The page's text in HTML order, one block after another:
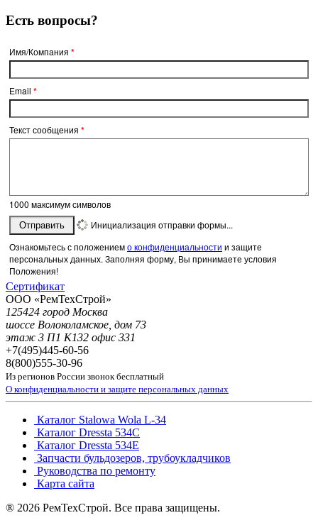
Есть вопросы?
Имя/Компания *
Email *
Текст сообщения *
1000 максимум символов
Отправить
Инициализация отправки формы...
Ознакомьтесь с положениемо конфиденциальности и защите
персональных данных. Заполняя форму, Вы принимаете условия
Положения!
Сертификат
ООО «РемТехСтрой»
125424 город Москва
шоссе Волоколамское, дом 73
этаж 3 П1 К132 офис 331
+7(495)445-60-56
8(800)555-30-96
Из регионов России звонок бесплатный
О конфиденциальности и защите персональных данных
Каталог Stalowa Wola L-34
Каталог Dressta 534C
Каталог Dressta 534E
Запчасти бульдозеров, трубоукладчиков
Руководства по ремонту
Карта сайта
® 2026 РемТехСтрой. Все права защищены.